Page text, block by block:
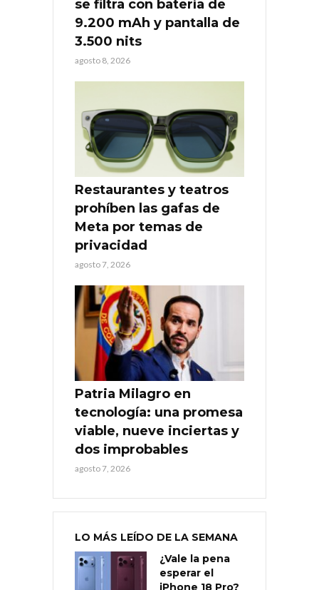
se filtra con batería de
9.200 mAh y pantalla de
3.500 nits
agosto 8, 2026
Restaurantes y teatros
prohíben las gafas de
Meta por temas de
privacidad
agosto 7, 2026
Patria Milagro en
tecnología: una promesa
viable, nueve inciertas y
dos improbables
agosto 7, 2026
LO MÁS LEÍDO DE LA SEMANA
¿Vale la pena
esperar el
iPhone 18 Pro?